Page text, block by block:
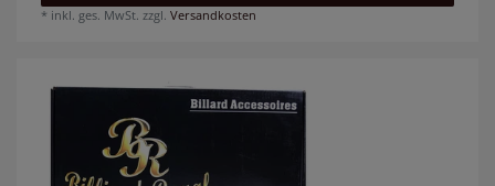
* inkl. ges. MwSt. zzgl.Versandkosten